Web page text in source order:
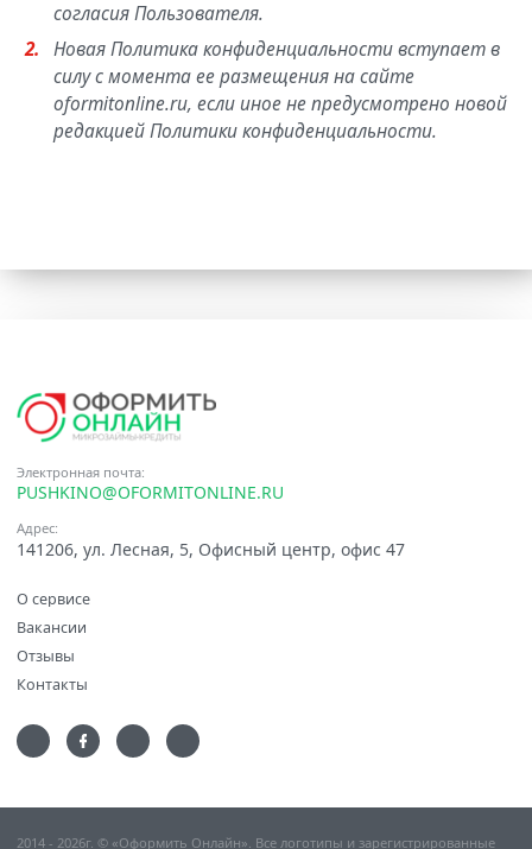
согласия Пользователя.
Новая Политика конфиденциальности вступает в
силу с момента ее размещения на сайте
oformitonline.ru, если иное не предусмотрено новой
редакцией Политики конфиденциальности.
Электронная почта:
PUSHKINO@OFORMITONLINE.RU
Адрес:
141206, ул. Лесная, 5, Офисный центр, офис 47
О сервисе
Вакансии
Отзывы
Контакты
2014 - 2026г. © «Оформить Онлайн». Все логотипы и зарегистрированные